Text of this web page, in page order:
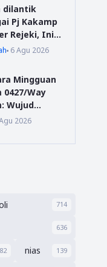
dilantik
Pj Kakamp
Rejeki, Ini
Sekda Way
6 Agu 2026
Mingguan
0427/Way
Wujud
Jaga
2026
714
636
nias 139